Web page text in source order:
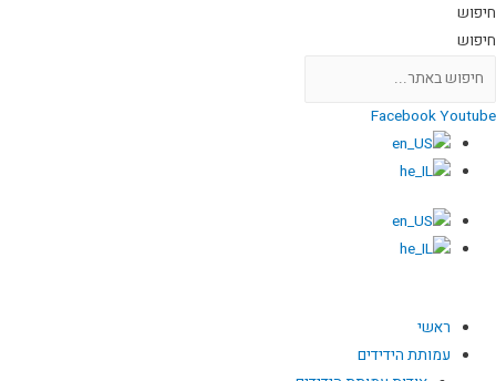
חיפוש
חיפוש
FacebookYoutube
ראשי
עמותת הידידים